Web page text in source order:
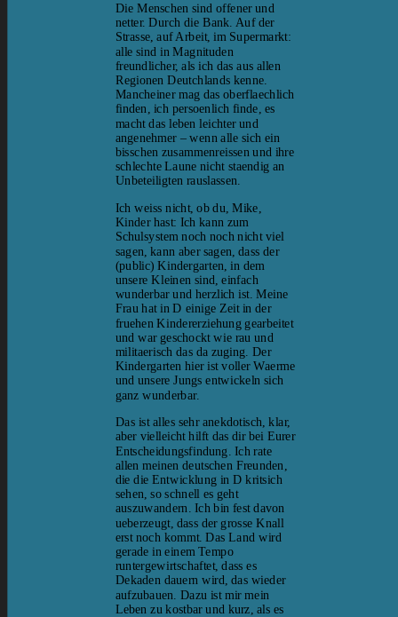
Die Menschen sind offener und
netter. Durch die Bank. Auf der
Strasse, auf Arbeit, im Supermarkt:
alle sind in Magnituden
freundlicher, als ich das aus allen
Regionen Deutchlands kenne.
Mancheiner mag das oberflaechlich
finden, ich persoenlich finde, es
macht das leben leichter und
angenehmer – wenn alle sich ein
bisschen zusammenreissen und ihre
schlechte Laune nicht staendig an
Unbeteiligten rauslassen.
Ich weiss nicht, ob du, Mike,
Kinder hast: Ich kann zum
Schulsystem noch noch nicht viel
sagen, kann aber sagen, dass der
(public) Kindergarten, in dem
unsere Kleinen sind, einfach
wunderbar und herzlich ist. Meine
Frau hat in D einige Zeit in der
fruehen Kindererziehung gearbeitet
und war geschockt wie rau und
militaerisch das da zuging. Der
Kindergarten hier ist voller Waerme
und unsere Jungs entwickeln sich
ganz wunderbar.
Das ist alles sehr anekdotisch, klar,
aber vielleicht hilft das dir bei Eurer
Entscheidungsfindung. Ich rate
allen meinen deutschen Freunden,
die die Entwicklung in D kritsich
sehen, so schnell es geht
auszuwandern. Ich bin fest davon
ueberzeugt, dass der grosse Knall
erst noch kommt. Das Land wird
gerade in einem Tempo
runtergewirtschaftet, dass es
Dekaden dauern wird, das wieder
aufzubauen. Dazu ist mir mein
Leben zu kostbar und kurz, als es